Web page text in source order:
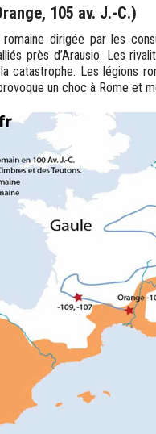
105 av. J.-C.)
dirigée par les
près d’Arausio. Les
catastrophe. Les légions
un choc à Rome et